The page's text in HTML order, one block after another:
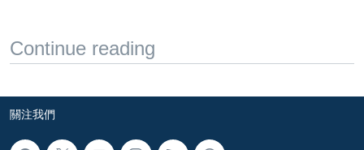
Continue reading
關注我們